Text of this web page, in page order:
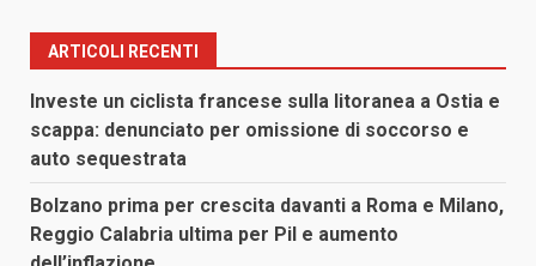
articoli
ARTICOLI RECENTI
Investe un ciclista francese sulla litoranea a Ostia e
scappa: denunciato per omissione di soccorso e
auto sequestrata
Bolzano prima per crescita davanti a Roma e Milano,
Reggio Calabria ultima per Pil e aumento